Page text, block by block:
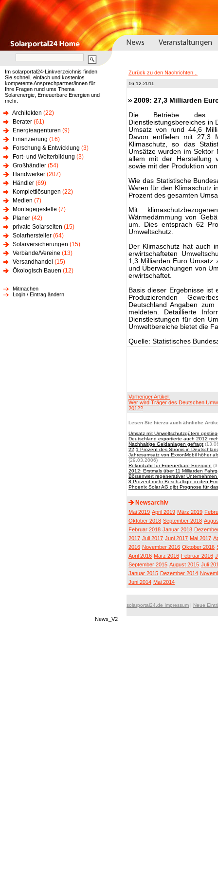
Im solarportal24-Linkverzeichnis finden
Sie schnell, einfach und kostenlos
kompetente Ansprechpartner/innen für
Ihre Fragen rund ums Thema
Solarenergie, Erneuerbare Energien und
mehr.
Architekten (22)
Berater (61)
Energieagenturen (9)
Finanzierung (16)
Forschung & Entwicklung (3)
Fort- und Weiterbildung (3)
Großhändler (54)
Handwerker (207)
Händler (69)
Komplettlösungen (22)
Medien (7)
Montagegestelle (7)
Planer (42)
private Solarseiten (15)
Solarhersteller (64)
Solarversicherungen (15)
Verbände/Vereine (13)
Versandhandel (15)
Ökologisch Bauen (12)
Mitmachen
Login / Eintrag ändern
Zurück zu den Nachrichten...
16.12.2011
2009: 27,3 Milliarden
Die Betriebe des
Dienstleistungsbereiches in
Umsatz von rund 44,6
Davon entfielen mit 27,3
Klimaschutz, so das
Umsätze wurden im Sektor
allem mit der Herstellung
sowie mit der Produktion
Wie das Statistische
Waren für den Klimaschutz
Prozent des gesamten
Mit
Wärmedämmung von
um. Dies entsprach 62
Umweltschutz.
Der Klimaschutz hat auch
erwirtschafteten
1,3 Milliarden Euro Umsatz
und Überwachungen von
erwirtschaftet.
Basis dieser Ergebnisse
Produzierenden
Deutschland Angaben
meldeten. Detaillierte
Dienstleistungen für den
Umweltbereiche bietet die
Quelle: Statistisches
Vorheriger Artikel:
Wer wird Träger des Deutschen
2012?
Lesen Sie hierzu auch ähnliche
Umsatz mit Umweltschutzgütern
Deutschland exportierte auch 2012
Nachhaltige Geldanlagen gefragt
22,1 Prozent des Stroms in
Jahresumsatz von ExxonMobil höher
(29.03.2006)
Rekordjahr für Erneuerbare Energien
2012: Erstmals über 11 Milliarden
Börsenwert regenerativer
8 Prozent mehr Beschäftigte in den
Phoenix Solar AG gibt Prognose für
Newsarchiv
Mai 2019 April 2019 März 2019
Oktober 2018 September 2018
Februar 2018 Januar 2018
2017 Juli 2017 Juni 2017 Mai 2017
2016 November 2016 Oktober 2016
April 2016 März 2016 Februar 2016
September 2015 August 2015 Juli
Januar 2015 Dezember 2014
Juni 2014 Mai 2014
solarportal24.de Impressum | Neue
News_V2